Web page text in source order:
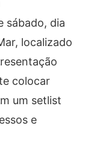
sábado, dia
localizado
colocar
um setlist
e